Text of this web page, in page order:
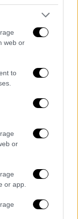
web or
to
or
or app.
, Διευθύνων
«Με τη
από το
και
καθαρής
ευρύτερη
μας
τις
και τον
και